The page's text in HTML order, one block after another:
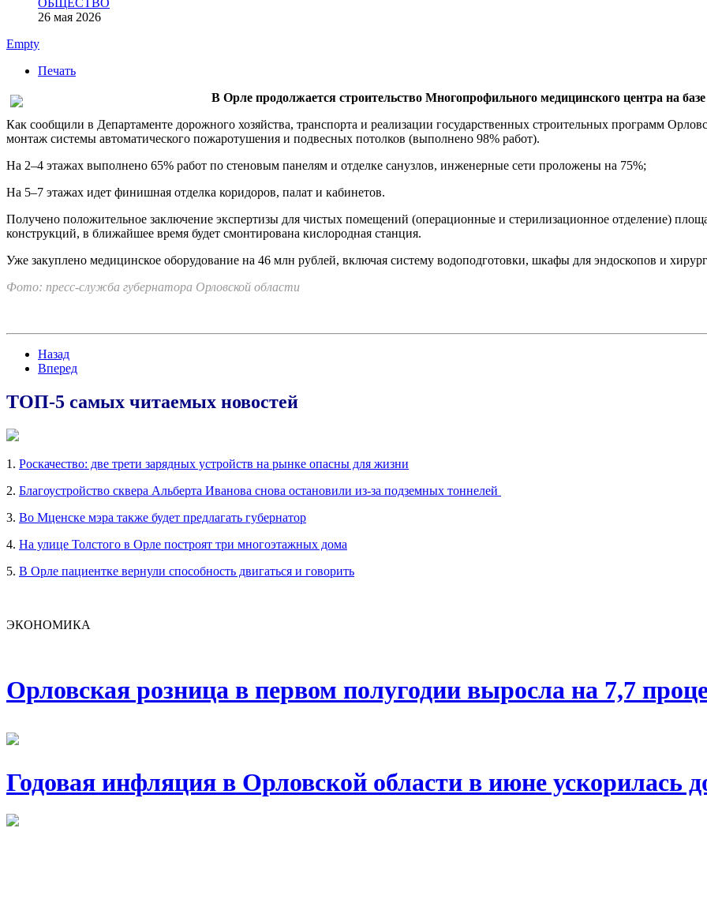
26 мая 2026
Empty
Печать
В Орле продолжается строительство Многопрофильного медицинского центра на
Как сообщили в Департаменте дорожного хозяйства, транспорта и реализации государственных строительных программ
монтаж системы автоматического пожаротушения и подвесных потолков (выполнено 98% работ).
На 2–4 этажах выполнено 65% работ по стеновым панелям и отделке санузлов, инженерные сети проложены на 75%;
На 5–7 этажах идет финишная отделка коридоров, палат и кабинетов.
Получено положительное заключение экспертизы для чистых помещений (операционные и стерилизационное отделение)
конструкций, в ближайшее время будет смонтирована кислородная станция.
Уже закуплено медицинское оборудование на 46 млн рублей, включая систему водоподготовки, шкафы для эндоскопов и
Фото: пресс-служба губернатора Орловской области
Назад
Вперед
ТОП-5 самых читаемых новостей
1. Роскачество: две трети зарядных устройств на рынке опасны для жизни
2. Благоустройство сквера Альберта Иванова снова остановили из-за подземных тоннелей
3. Во Мценске мэра также будет предлагать губернатор
4. На улице Толстого в Орле построят три многоэтажных дома
5. В Орле пациентке вернули способность двигаться и говорить
ЭКОНОМИКА
Орловская розница в первом полугодии выросла на 7,7
Годовая инфляция в Орловской области в июне ускорилась